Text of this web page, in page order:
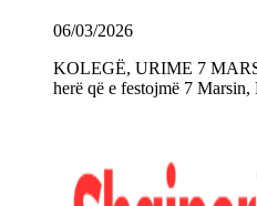
06/03/2026
KOLEGË, URIME 7
herë që e festojmë 7